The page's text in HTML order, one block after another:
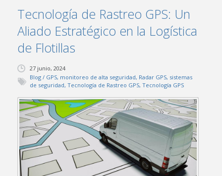
Tecnología de Rastreo GPS: Un
Aliado Estratégico en la Logística
de Flotillas
27 junio, 2024
Blog / GPS, monitoreo de alta seguridad, Radar GPS, sistemas
de seguridad,Tecnología de Rastreo GPS,Tecnología GPS